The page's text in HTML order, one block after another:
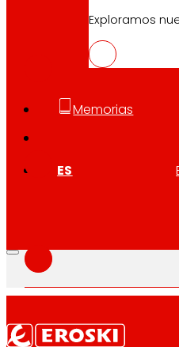
Exploramos
Memorias
ES
PDF